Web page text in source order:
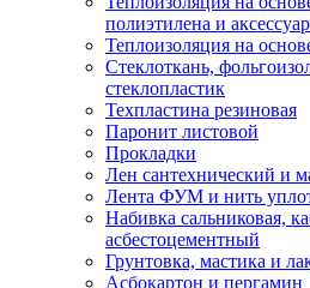
полиэтилена и
Теплоизоляция на
Стеклоткань,
стеклопластик
Техпластина резиновая
Паронит листовой
Прокладки
Лен сантехнический и
Лента ФУМ и нить
Набивка сальниковая,
асбестоцементный
Грунтовка, мастика и
Асбокартон и пергамин